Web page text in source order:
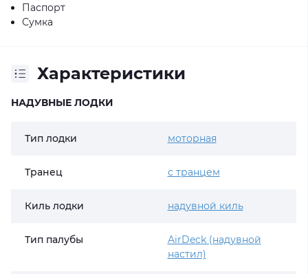
Паспорт
Сумка
Характеристики
НАДУВНЫЕ ЛОДКИ
Тип лодки моторная
Транец с транцем
Киль лодки надувной киль
Тип палубы
AirDeck (надувной
настил)